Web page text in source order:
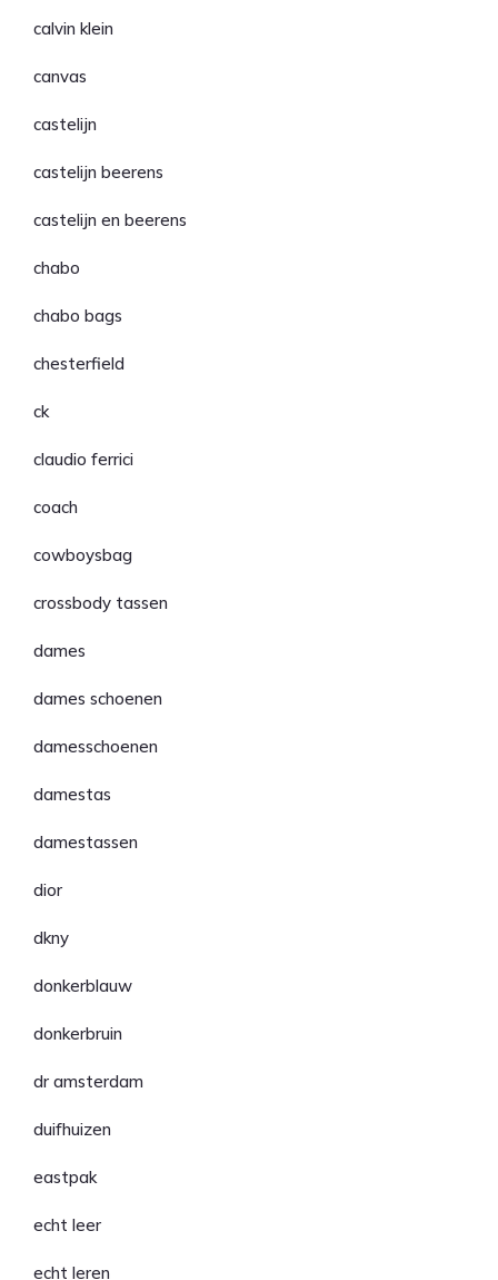
calvin klein
canvas
castelijn
castelijn beerens
castelijn en beerens
chabo
chabo bags
chesterfield
ck
claudio ferrici
coach
cowboysbag
crossbody tassen
dames
dames schoenen
damesschoenen
damestas
damestassen
dior
dkny
donkerblauw
donkerbruin
dr amsterdam
duifhuizen
eastpak
echt leer
echt leren